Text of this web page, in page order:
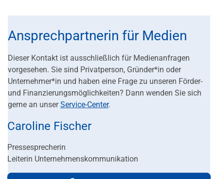
Ansprechpartnerin für Medien
Dieser Kontakt ist ausschließlich für Medienanfragen
vorgesehen. Sie sind Privatperson, Gründer*in oder
Unternehmer*in und haben eine Frage zu unseren Förder-
und Finanzierungsmöglichkeiten? Dann wenden Sie sich
gerne an unserService-Center.
Caroline Fischer
Pressesprecherin
Leiterin Unternehmenskommunikation